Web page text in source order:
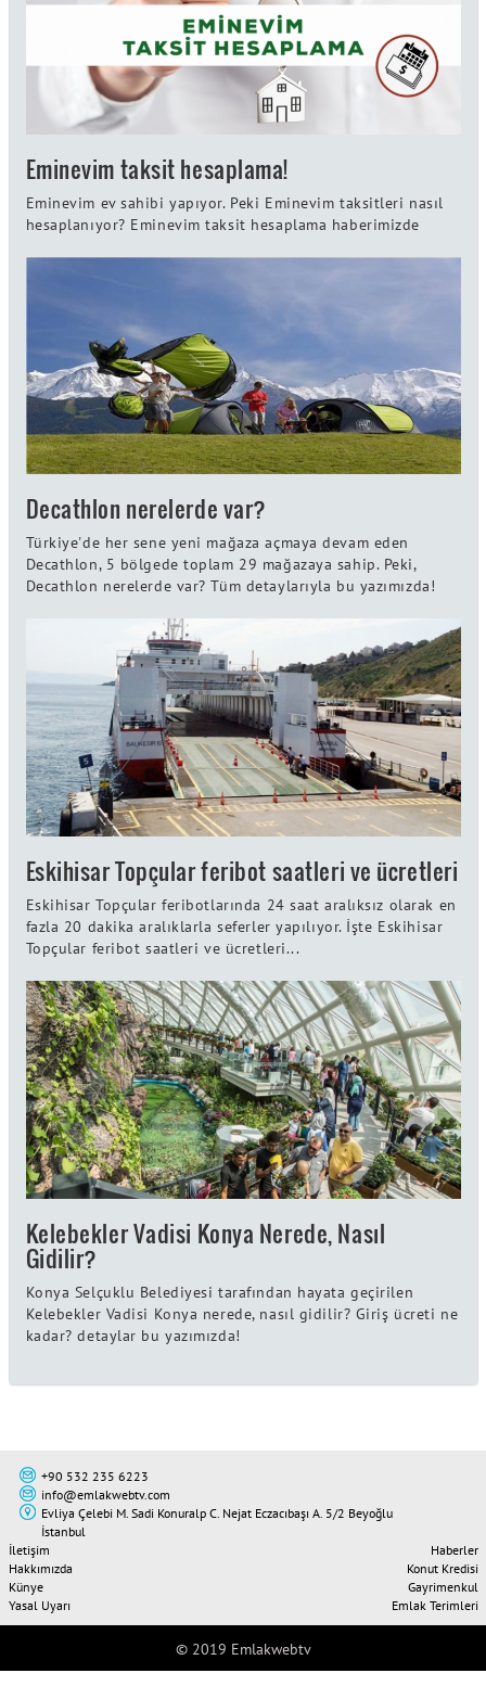
Eminevim taksit hesaplama!
Eminevim ev sahibi yapıyor. Peki Eminevim taksitleri nasıl
hesaplanıyor? Eminevim taksit hesaplama haberimizde
Decathlon nerelerde var?
Türkiye'de her sene yeni mağaza açmaya devam eden
Decathlon, 5 bölgede toplam 29 mağazaya sahip. Peki,
Decathlon nerelerde var? Tüm detaylarıyla bu yazımızda!
Eskihisar Topçular feribot saatleri ve ücretleri
Eskihisar Topçular feribotlarında 24 saat aralıksız olarak en
fazla 20 dakika aralıklarla seferler yapılıyor. İşte Eskihisar
Topçular feribot saatleri ve ücretleri...
Kelebekler Vadisi Konya Nerede, Nasıl
Gidilir?
Konya Selçuklu Belediyesi tarafından hayata geçirilen
Kelebekler Vadisi Konya nerede, nasıl gidilir? Giriş ücreti ne
kadar? detaylar bu yazımızda!
+90 532 235 6223
info@emlakwebtv.com
Evliya Çelebi M. Sadi Konuralp C. Nejat Eczacıbaşı A. 5/2 Beyoğlu
İstanbul
İletişim
Hakkımızda
Künye
Yasal Uyarı
Haberler
Konut Kredisi
Gayrimenkul
Emlak Terimleri
© 2019 Emlakwebtv